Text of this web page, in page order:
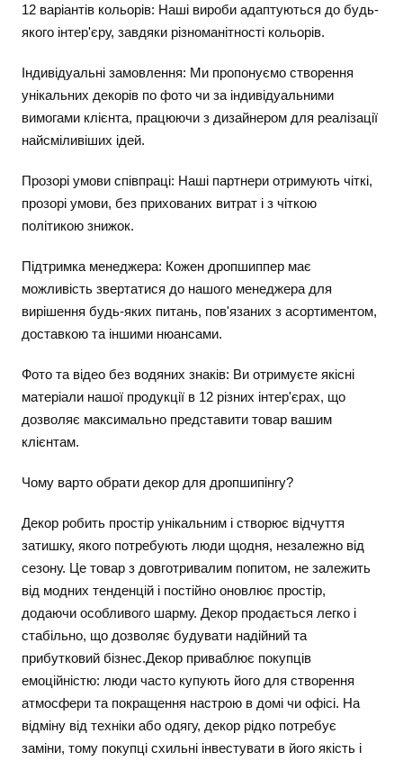
12 варіантів кольорів: Наші вироби адаптуються до будь-
якого інтер'єру, завдяки різноманітності кольорів.
Індивідуальні замовлення: Ми пропонуємо створення
унікальних декорів по фото чи за індивідуальними
вимогами клієнта, працюючи з дизайнером для реалізації
найсміливіших ідей.
Прозорі умови співпраці: Наші партнери отримують чіткі,
прозорі умови, без прихованих витрат і з чіткою
політикою знижок.
Підтримка менеджера: Кожен дропшиппер має
можливість звертатися до нашого менеджера для
вирішення будь-яких питань, пов'язаних з асортиментом,
доставкою та іншими нюансами.
Фото та відео без водяних знаків: Ви отримуєте якісні
матеріали нашої продукції в 12 різних інтер'єрах, що
дозволяє максимально представити товар вашим
клієнтам.
Чому варто обрати декор для дропшипінгу?
Декор робить простір унікальним і створює відчуття
затишку, якого потребують люди щодня, незалежно від
сезону. Це товар з довготривалим попитом, не залежить
від модних тенденцій і постійно оновлює простір,
додаючи особливого шарму. Декор продається легко і
стабільно, що дозволяє будувати надійний та
прибутковий бізнес.Декор приваблює покупців
емоційністю: люди часто купують його для створення
атмосфери та покращення настрою в домі чи офісі. На
відміну від техніки або одягу, декор рідко потребує
заміни, тому покупці схильні інвестувати в його якість і